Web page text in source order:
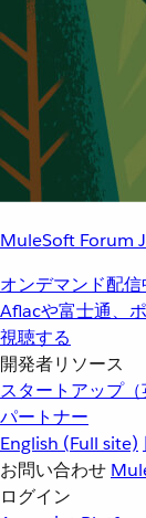
MuleSoft Forum
オンデマンド配信
Aflacや富士通、
視聴する
開発者リソース
スタートアップ（
パートナー
English (Full site)
お問い合わせ
ログイン